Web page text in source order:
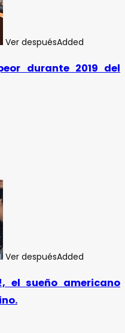
Ver despuésAdded
durante 2019 del
Ver despuésAdded
el sueño americano